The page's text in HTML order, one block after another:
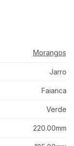
Morangos
Jarro
Faianca
Verde
220.00mm